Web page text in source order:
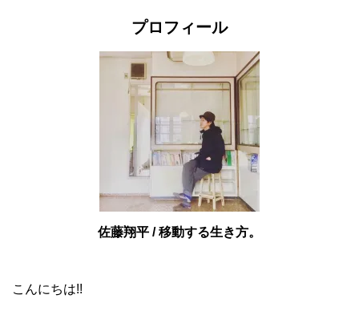
プロフィール
佐藤翔平 / 移動する生き方。
こんにちは!!